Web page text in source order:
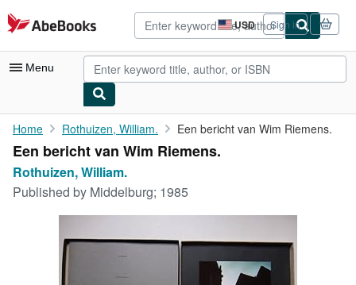
Skip to main content
AbeBooks.com USD
Site
shopping
preferences
Sign in
Menu
My Account
My Purchases
Advanced Search
Rare Books
Art & Collectibles
Home Rothuizen, William. Een bericht van Wim Riemens.
Een bericht van Wim Riemens.
Rothuizen, William.
Published by Middelburg; 1985